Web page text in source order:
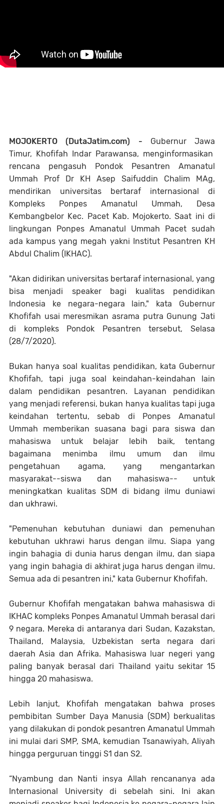
MOJOKERTO (DutaJatim.com) - Gubernur Jawa
Timur, Khofifah Indar Parawansa, menginformasikan
rencana pengasuh Pondok Pesantren Amanatul
Ummah Prof Dr KH Asep Saifuddin Chalim MAg,
mendirikan universitas bertaraf internasional di
Kompleks Ponpes Amanatul Ummah, Desa
Kembangbelor Kec. Pacet Kab. Mojokerto. Saat ini di
lingkungan Ponpes Amanatul Ummah Pacet sudah
ada kampus yang megah yakni Institut Pesantren KH
Abdul Chalim (IKHAC).
"Akan didirikan universitas bertaraf internasional, yang
bisa menjadi speaker bagi kualitas pendidikan
Indonesia ke negara-negara lain," kata Gubernur
Khofifah usai meresmikan asrama putra Gunung Jati
di kompleks Pondok Pesantren tersebut, Selasa
(28/7/2020).
Bukan hanya soal kualitas pendidikan, kata Gubernur
Khofifah, tapi juga soal keindahan-keindahan lain
dalam pendidikan pesantren. Layanan pendidikan
yang menjadi referensi, bukan hanya kualitas tapi juga
keindahan tertentu, sebab di Ponpes Amanatul
Ummah memberikan suasana bagi para siswa dan
mahasiswa untuk belajar lebih baik, tentang
bagaimana menimba ilmu umum dan ilmu
pengetahuan agama, yang mengantarkan
masyarakat--siswa dan mahasiswa-- untuk
meningkatkan kualitas SDM di bidang ilmu duniawi
dan ukhrawi.
"Pemenuhan kebutuhan duniawi dan pemenuhan
kebutuhan ukhrawi harus dengan ilmu. Siapa yang
ingin bahagia di dunia harus dengan ilmu, dan siapa
yang ingin bahagia di akhirat juga harus dengan ilmu.
Semua ada di pesantren ini," kata Gubernur Khofifah.
Gubernur Khofifah mengatakan bahwa mahasiswa di
IKHAC kompleks Ponpes Amanatul Ummah berasal dari
9 negara. Mereka di antaranya dari Sudan, Kazakstan,
Thailand, Malaysia, Uzbekistan serta negara dari
daerah Asia dan Afrika. Mahasiswa luar negeri yang
paling banyak berasal dari Thailand yaitu sekitar 15
hingga 20 mahasiswa.
Lebih lanjut, Khofifah mengatakan bahwa proses
pembibitan Sumber Daya Manusia (SDM) berkualitas
yang dilakukan di pondok pesantren Amanatul Ummah
ini mulai dari SMP, SMA, kemudian Tsanawiyah, Aliyah
hingga perguruan tinggi S1 dan S2.
“Nyambung dan Nanti insya Allah rencananya ada
Internasional University di sebelah sini. Ini akan